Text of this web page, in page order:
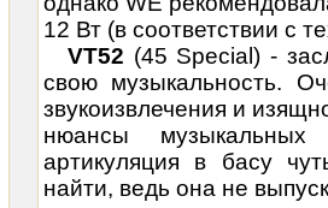
12 Вт (в соответствии с
VT52 (45 Special) -
свою музыкальность.
звукоизвлечения и
нюансы
артикуляция в басу
найти, ведь она не